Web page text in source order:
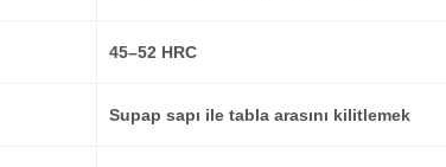
45–52 HRC
Supap sapı ile tabla arasını kilitlemek